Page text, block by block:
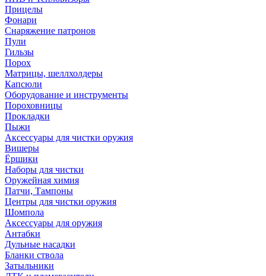
Прицелы
Фонари
Снаряжение патронов
Пули
Гильзы
Порох
Матрицы, шеллхолдеры
Капсюли
Оборудование и инструменты
Пороховницы
Прокладки
Пыжи
Аксессуары для чистки оружия
Вишеры
Ёршики
Наборы для чистки
Оружейная химия
Патчи, Тампоны
Центры для чистки оружия
Шомпола
Аксессуары для оружия
Антабки
Дульные насадки
Бланки ствола
Затыльники